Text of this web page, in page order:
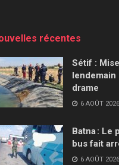
récentes
Sétif :
lendemain
drame
6 AOÛT 2026
Batna : Le
bus fait
6 AOÛT 2026